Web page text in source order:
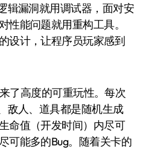
辑漏洞就用调试器，面对安
性能问题就用重构工具。
设计，让程序员玩家感到
了高度的可重玩性。每次
敌人、道具都是随机生成
命值（开发时间）内尽可
可能多的Bug。随着关卡的